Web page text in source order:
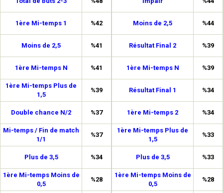
1ère Mi-temps 1 %42
Moins de 2,5 %41
1ère Mi-temps N %41
1ère Mi-temps Plus de
1,5
%39
Double chance N/2 %37
Mi-temps / Fin de match
1/1
%37
Plus de 3,5 %34
1ère Mi-temps Moins de
0,5
%28
Moins de 2,5 %44
Résultat Final 2 %39
1ère Mi-temps N %39
Résultat Final 1 %34
1ère Mi-temps 2 %34
1ère Mi-temps Plus de
1,5
%33
Plus de 3,5 %33
1ère Mi-temps Moins de
0,5
%28